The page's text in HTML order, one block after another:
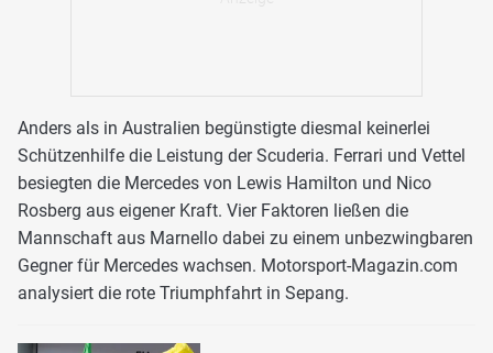
Anders als in Australien begünstigte diesmal keinerlei
Schützenhilfe die Leistung der Scuderia. Ferrari und Vettel
besiegten die Mercedes von Lewis Hamilton und Nico
Rosberg aus eigener Kraft. Vier Faktoren ließen die
Mannschaft aus Marnello dabei zu einem unbezwingbaren
Gegner für Mercedes wachsen. Motorsport-Magazin.com
analysiert die rote Triumphfahrt in Sepang.